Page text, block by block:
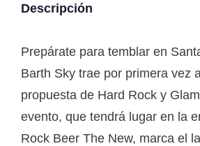
Descripción
Prepárate para temblar en
Barth Sky trae por primera vez
propuesta de Hard Rock y
evento, que tendrá lugar en la
Rock Beer The New, marca el